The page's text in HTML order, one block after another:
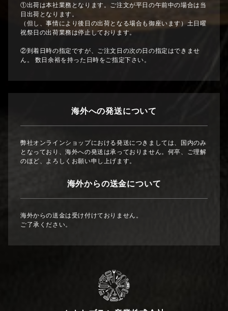
①出荷は本社業務となります。ご注文が平日の午前中の場合は当
日出荷となります。
（但し、事情により後日の出荷となる場合も御座います）土日曜
祝祭日の出荷業務は停止しております。
②到着日時の指定ですが、ご注文日の次の日の指定はできませ
ん。 数日余裕を持った日時をご指定下さい。
海外への発送について
弊社オンラインショップにおける発送につきましては、国内のみ
となっており、海外への発送は承っておりません。何卒、ご理解
のほど、よろしくお願い申し上げます。
海外からの送金について
海外からの送金は受け付けておりません。
ご了承ください。